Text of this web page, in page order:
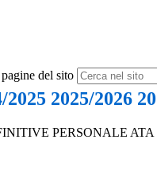
del sito
2025/2026
PERSONALE ATA